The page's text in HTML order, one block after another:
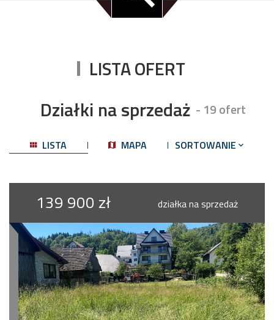
LISTA OFERT
Działki na sprzedaż - 19 ofert
LISTA MAPA SORTOWANIE
139 900 zł działka na sprzedaż